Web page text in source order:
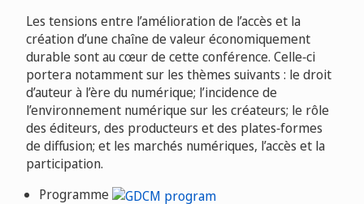
Les tensions entre l’amélioration de l’accès et la
création d’une chaîne de valeur économiquement
durable sont au cœur de cette conférence. Celle‑ci
portera notamment sur les thèmes suivants : le droit
d’auteur à l’ère du numérique; l’incidence de
l’environnement numérique sur les créateurs; le rôle
des éditeurs, des producteurs et des plates‑formes
de diffusion; et les marchés numériques, l’accès et la
participation.
Programme